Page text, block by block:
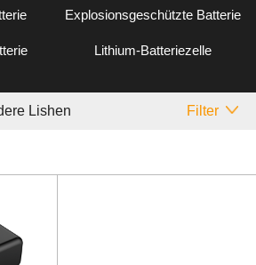
Explosionsgeschützte Batterie
Lithium-Batteriezelle
Lishen Filter